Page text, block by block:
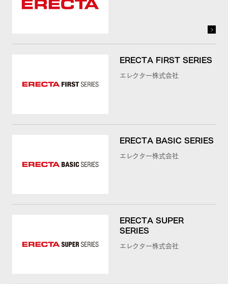
ERECTA FIRST SERIES
エレクター株式会社
ERECTA BASIC SERIES
エレクター株式会社
ERECTA SUPER
SERIES
エレクター株式会社